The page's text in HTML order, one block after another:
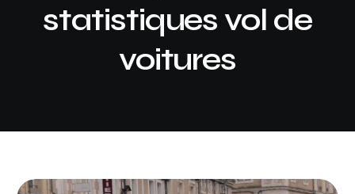
statistiques vol de
voitures